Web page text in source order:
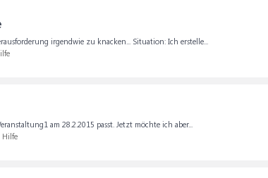
irgendwie zu knacken... Situation: Ich erstelle...
am 28.2.2015 passt. Jetzt möchte ich aber...
Hilfe